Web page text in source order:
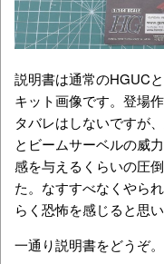
説明書は通常のHGUC
キット画像です。登場
タバレはしないですが
とビームサーベルの威
感を与えるくらいの圧
た。なすすべなくやら
らく恐怖を感じると思い
一通り説明書をどうぞ。